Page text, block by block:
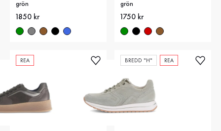
grön
Nytt pris
1850 kr
grön
Nytt pris
1750 kr
REA BREDD "H" REA